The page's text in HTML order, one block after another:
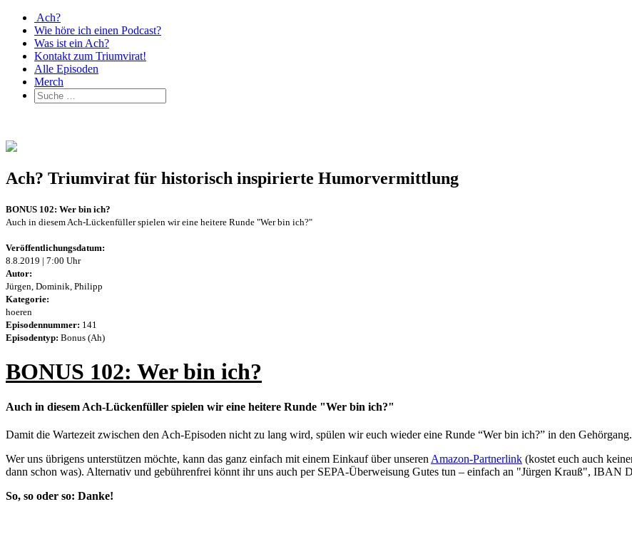
Ach?
Wie höre ich einen Podcast?
Was ist ein Ach?
Kontakt zum Triumvirat!
Alle Episoden
Merch
Ach? Triumvirat für historisch inspirierte Humorvermittlung
BONUS 102: Wer bin ich?
Auch in diesem Ach-Lückenfüller spielen wir eine heitere Runde "Wer bin ich?"
Veröffentlichungsdatum:
8.8.2019 | 7:00 Uhr
Autor:
Jürgen, Dominik, Philipp
Kategorie:
hoeren
Episodennummer: 141
Episodentyp: Bonus (Ah)
BONUS 102: Wer bin ich?
Auch in diesem Ach-Lückenfüller spielen wir eine heitere Runde "Wer bin ich?"
Damit die Wartezeit zwischen den Ach-Episoden nicht zu lang wird, spülen wir euch wieder eine Runde “Wer bin ich?” in den
Wer uns übrigens unterstützen möchte, kann das ganz einfach mit einem Einkauf über unseren Amazon-Partnerlink (kostet euch auch
dann schon was). Alternativ und gebührenfrei könnt ihr uns auch per SEPA-Überweisung Gutes tun – einfach an "Jürgen Krauß",
So, so oder so: Danke!